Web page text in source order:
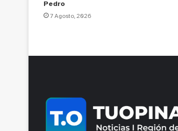
Pedro
7 Agosto, 2026